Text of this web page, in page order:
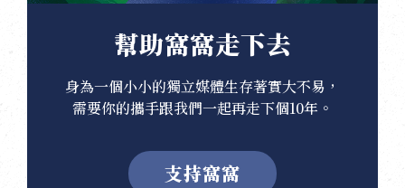
幫助窩窩走下去
身為一個小小的獨立媒體生存著實大不易，
需要你的攜手跟我們一起再走下個10年。
支持窩窩